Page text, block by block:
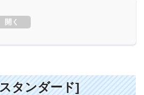
開く
タンダード]